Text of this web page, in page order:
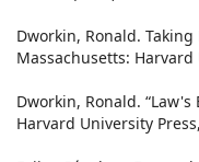
Dworkin, Ronald.
Massachusetts: Harvard
Dworkin, Ronald.
Harvard University